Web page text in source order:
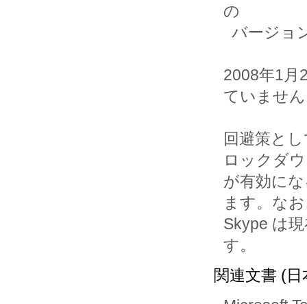
の
2008年1月
ていませ
回避策と
ロックダ
が有効に
ます。な
Skype は
関連文書 (日